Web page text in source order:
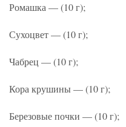
Ромашка — (10 г);
Сухоцвет — (10 г);
Чабрец — (10 г);
Кора крушины — (10 г);
Березовые почки — (10 г);